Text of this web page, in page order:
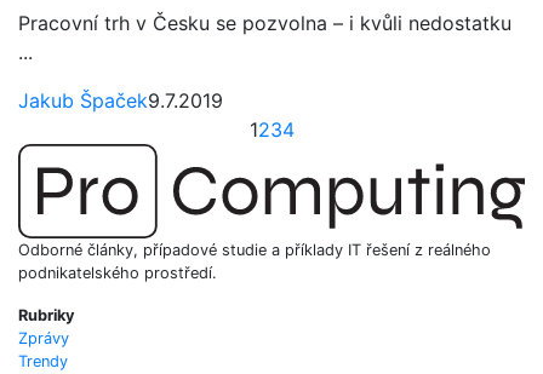
Pracovní trh v Česku se pozvolna – i kvůli nedostatku
...
Jakub Špaček9.7.2019
1234
Odborné články, případové studie a příklady IT řešení z reálného
podnikatelského prostředí.
Rubriky
Zprávy
Trendy